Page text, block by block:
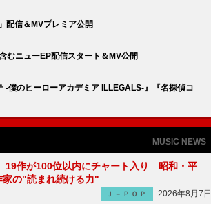
配信＆MVプレミア公開
むニューEP配信スタート＆MV公開
僕のヒーローアカデミア ILLEGALS-』『名探偵コ
MUSIC NEWS
19作が100位以内にチャート入り 昭和・平
家の"読まれ続ける力"
Ｊ－ＰＯＰ
2026年8月7日